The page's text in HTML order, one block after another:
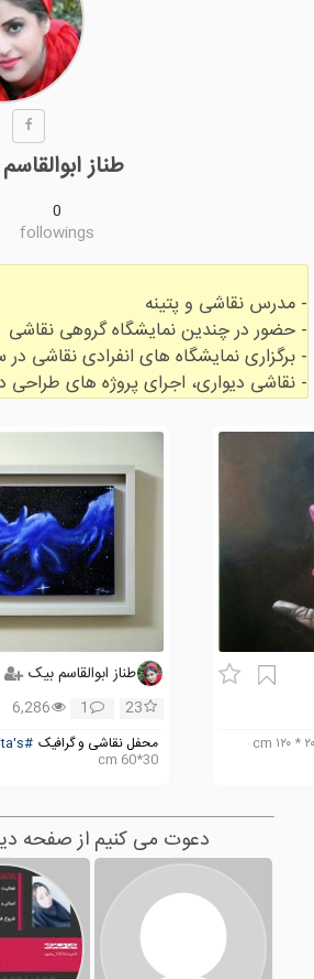
طناز
0
followings
- نقاشی دیواری، اجرای پروژه های طراحی
طناز ابوالقاسم بیک
23
1
6,286
محفل نقاشی و گرافیک #Nita's
30*60 cm
دعوت می کنیم از صفحه